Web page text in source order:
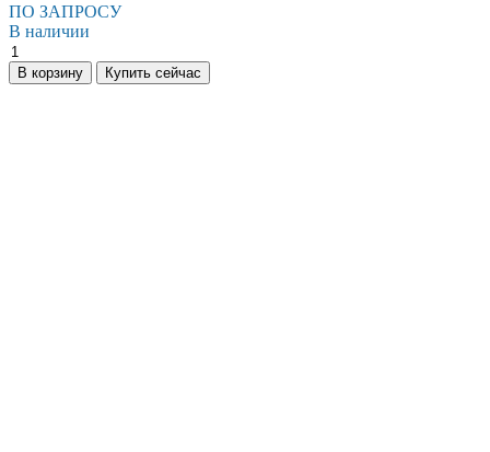
ПО ЗАПРОСУ
В наличии
Винтовой
компрессор
Atlas
В корзину Купить сейчас